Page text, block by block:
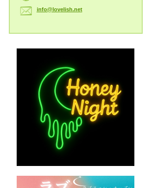
info@lovelish.net